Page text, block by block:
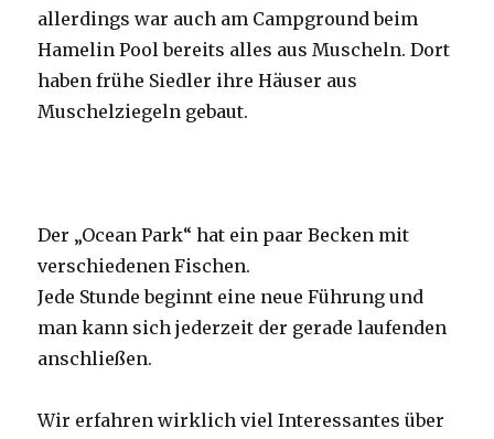
allerdings war auch am Campground beim
Hamelin Pool bereits alles aus Muscheln. Dort
haben frühe Siedler ihre Häuser aus
Muschelziegeln gebaut.
Der „Ocean Park“ hat ein paar Becken mit
verschiedenen Fischen.
Jede Stunde beginnt eine neue Führung und
man kann sich jederzeit der gerade laufenden
anschließen.
Wir erfahren wirklich viel Interessantes über